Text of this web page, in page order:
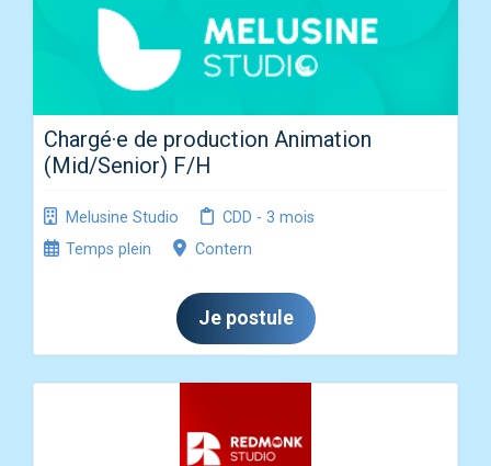
Chargé·e de production Animation
(Mid/Senior) F/H
Melusine Studio
CDD - 3 mois
Temps plein
Contern
Je postule